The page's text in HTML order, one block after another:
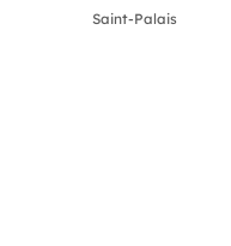
Saint-Palais